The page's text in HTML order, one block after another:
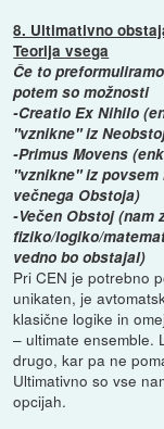
8. Ultimativno
Teorija vsega
Če to
potem so možnosti
-Creatio Ex Nihilo
"vznikne" iz
-Primus Movens
"vznikne" iz
večnega Obstoja)
-Večen Obstoj (nam
fiziko/logiko/
vedno bo obstajal)
Pri CEN je potrebno
unikaten, je
klasične logike in
– ultimate ensemble.
drugo, kar pa ne
Ultimativno so vse
opcijah.